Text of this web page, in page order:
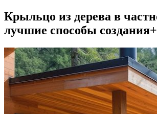
Крыльцо из дерева в
лучшие способы создания+